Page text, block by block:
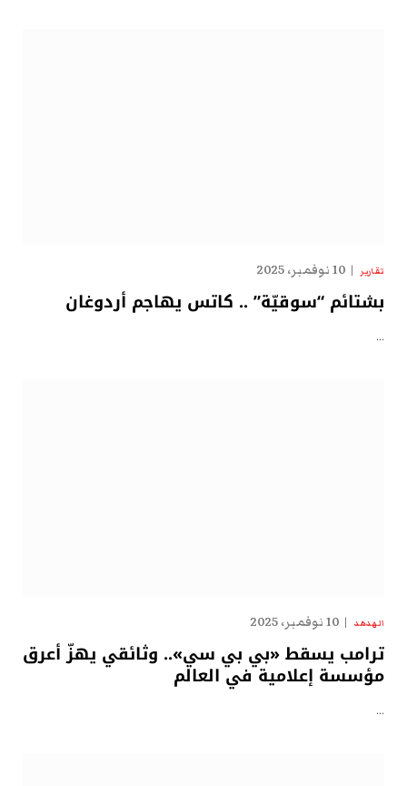
تقارير 10 نوفمبر، 2025
بشتائم “سوقيّة” .. كاتس يهاجم أردوغان
…
الهدهد 10 نوفمبر، 2025
ترامب يسقط «بي بي سي».. وثائقي يهزّ أعرق
مؤسسة إعلامية في العالم
…